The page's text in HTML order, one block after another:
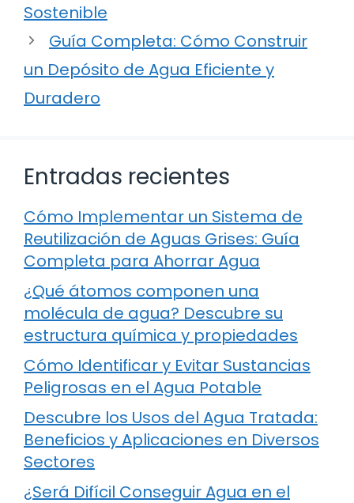
Sostenible
Guía Completa: Cómo Construir
un Depósito de Agua Eficiente y
Duradero
Entradas recientes
Cómo Implementar un Sistema de
Reutilización de Aguas Grises: Guía
Completa para Ahorrar Agua
¿Qué átomos componen una
molécula de agua? Descubre su
estructura química y propiedades
Cómo Identificar y Evitar Sustancias
Peligrosas en el Agua Potable
Descubre los Usos del Agua Tratada:
Beneficios y Aplicaciones en Diversos
Sectores
¿Será Difícil Conseguir Agua en el